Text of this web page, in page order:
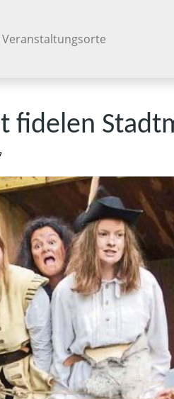
Veranstaltungsorte
fidelen